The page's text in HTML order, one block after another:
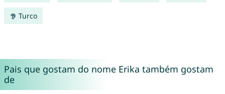
Turco
Pais que gostam do nome Erika também gostam
de